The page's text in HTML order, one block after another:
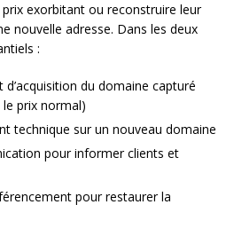
exorbitant ou reconstruire leur
nouvelle adresse. Dans les deux
:
du domaine capturé
prix normal)
technique sur un nouveau domaine
pour informer clients et
pour restaurer la